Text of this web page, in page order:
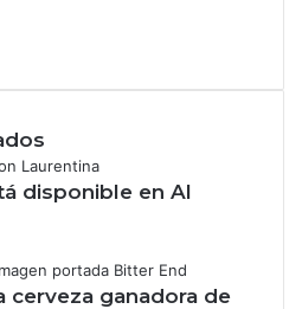
disponible en Al
cerveza ganadora de